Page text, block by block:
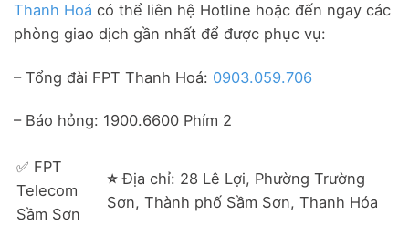
Thanh Hoá có thể liên hệ Hotline hoặc đến ngay các
phòng giao dịch gần nhất để được phục vụ:
– Tổng đài FPT Thanh Hoá: 0903.059.706
– Báo hỏng: 1900.6600 Phím 2
✅ FPT
Telecom
Sầm Sơn
⭐ Địa chỉ: 28 Lê Lợi, Phường Trường
Sơn, Thành phố Sầm Sơn, Thanh Hóa